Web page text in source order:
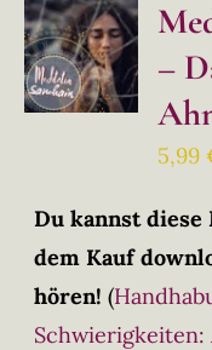
–
5,99
Du kannst
dem Kauf
hören! (